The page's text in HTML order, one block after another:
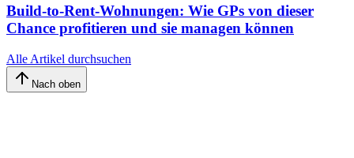
Build-to-Rent-Wohnungen: Wie GPs von dieser
Chance profitieren und sie managen können
Alle Artikel durchsuchen
Nach oben